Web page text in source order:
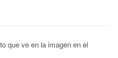
que ve en la imagen en el